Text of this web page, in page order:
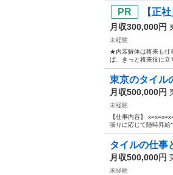
【正
月収300,000円
未経験
★内装解体は将来も仕
ば、きっと将来役に立
東京のタイル
月収500,000円
未経験
【仕事内容】
張りに応じて随時昇給
タイルの仕事
月収500,000円
未経験